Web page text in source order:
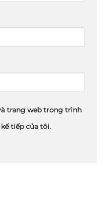
trang web trong trình
tiếp của tôi.